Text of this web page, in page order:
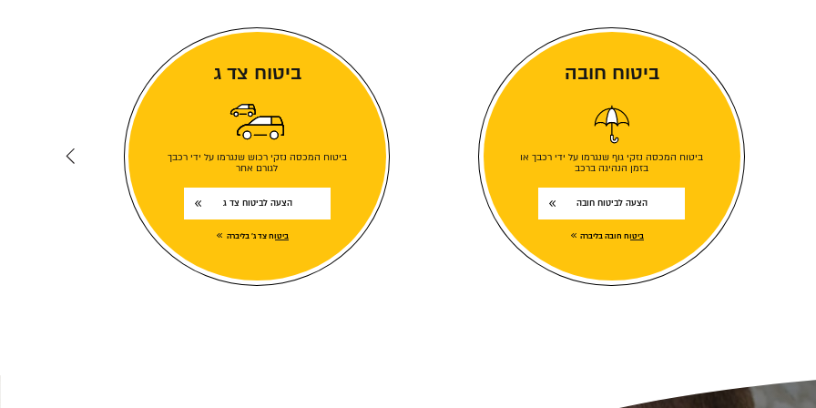
ביטוח חובה
ביטוח המכסה נזקי גוף שנגרמו על ידי רכבך או
בזמן הנהיגה ברכב
הצעה לביטוח חובה
ביטוח חובה בליברה
ביטוח צד ג
ביטוח המכסה נזקי רכוש שנגרמו על ידי רכבך
לגורם אחר
הצעה לביטוח צד ג
ביטוח צד ג' בליברה